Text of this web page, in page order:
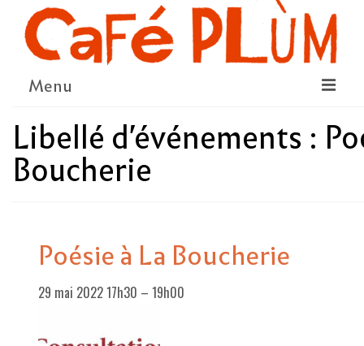
Menu
LE PROJET
LA COOPÉRATIVE & L’ASSO
LE PROGRAMME
DÉTAIL DES ÉVÉNEMENTS
Libellé d'événements :
Boucherie
Poésie à La Boucherie
29 mai 2022 17h30 – 19h00